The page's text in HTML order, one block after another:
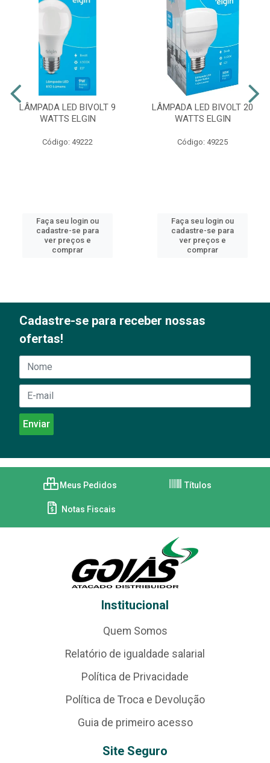
LÂMPADA LED BIVOLT 9
WATTS ELGIN
Código: 49222
Faça seu login ou
cadastre-se para
ver preços e
comprar
LÂMPADA LED BIVOLT 20
WATTS ELGIN
Código: 49225
Faça seu login ou
cadastre-se para
ver preços e
comprar
Cadastre-se para receber nossas
ofertas!
Meus Pedidos Títulos
Notas Fiscais
Institucional
Quem Somos
Relatório de igualdade salarial
Política de Privacidade
Política de Troca e Devolução
Guia de primeiro acesso
Site Seguro